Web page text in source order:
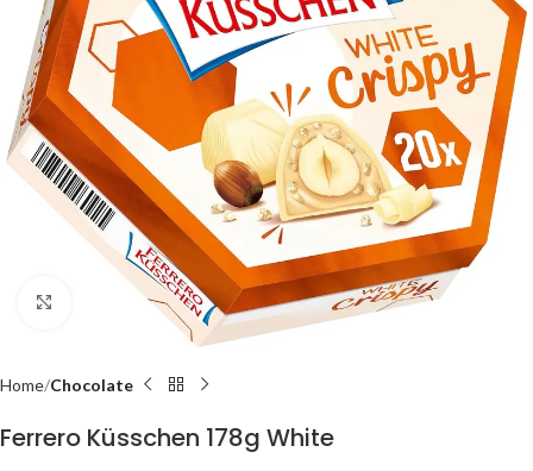
Click to enlarge
Home Chocolate
Ferrero Küsschen 178g White